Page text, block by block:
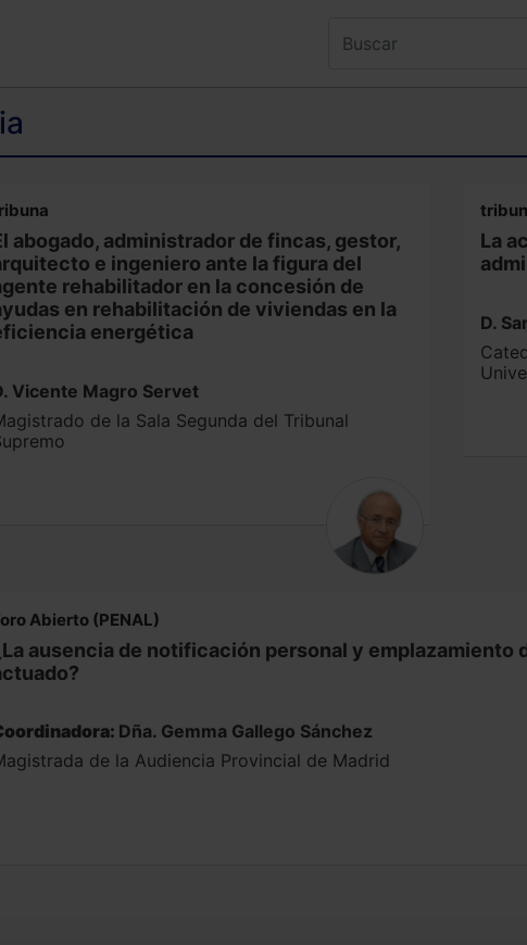
abogado, administrador de fincas, gestor,
e ingeniero ante la figura del
rehabilitador en la concesión de
en rehabilitación de viviendas en la
energética
Vicente Magro Servet
de la Sala Segunda del Tribunal
La
D.
Abierto (PENAL)
ausencia de notificación personal y emplazamiento
Dña. Gemma Gallego Sánchez
de la Audiencia Provincial de Madrid